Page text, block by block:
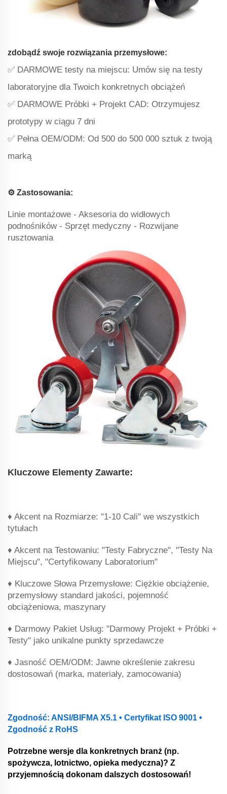
zdobądź swoje rozwiązania przemysłowe:
✅ DARMOWE testy na miejscu: Umów się na testy
laboratoryjne dla Twoich konkretnych obciążeń
✅ ‌DARMOWE Próbki + Projekt CAD‌: Otrzymujesz
prototypy w ciągu 7 dni
✅ ‌Pełna OEM/ODM‌: Od 500 do 500 000 sztuk z twoją
marką
⚙️ ‌Zastosowania‌:
Linie montażowe - Aksesoria do widłowych
podnośników - Sprzęt medyczny - Rozwijane
rusztowania
Kluczowe Elementy Zawarte:
‌♦ Akcent na Rozmiarze‌: "1-10 Cali" we wszystkich
tytułach
‌♦ Akcent na Testowaniu‌: "Testy Fabryczne", "Testy Na
Miejscu", "Certyfikowany Laboratorium"
‌♦ Kluczowe Słowa Przemysłowe‌: Ciężkie obciążenie,
przemysłowy standard jakości, pojemność
obciążeniowa, maszynary
‌♦ Darmowy Pakiet Usług‌: "Darmowy Projekt + Próbki +
Testy" jako unikalne punkty sprzedawcze
‌♦ Jasność OEM/ODM‌: Jawne określenie zakresu
dostosowań (marka, materiały, zamocowania)
Zgodność: ANSI/BIFMA X5.1 • Certyfikat ISO 9001 •
Zgodność z RoHS
Potrzebne wersje dla konkretnych branż (np.
spożywcza, lotnictwo, opieka medyczna)? Z
przyjemnością dokonam dalszych dostosowań!